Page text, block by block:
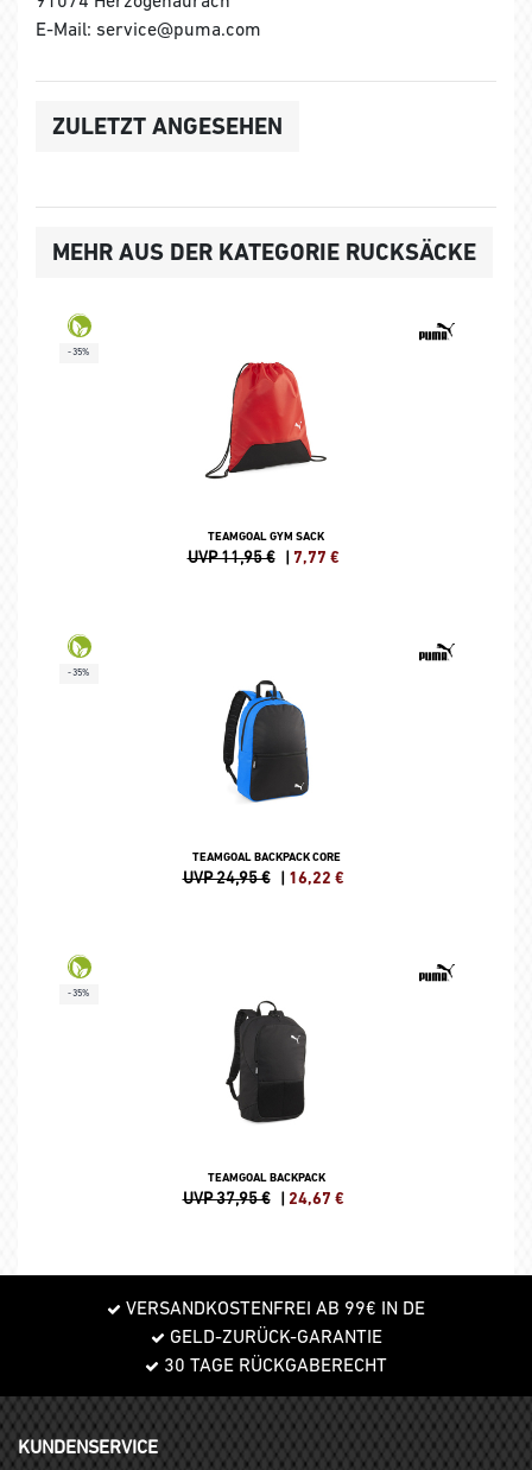
E-Mail: service@puma.com
ZULETZT ANGESEHEN
MEHR AUS DER KATEGORIE RUCKSÄCKE
-35%
TEAMGOAL GYM SACK
UVP 11,95 € | 7,77 €
-35%
TEAMGOAL BACKPACK CORE
UVP 24,95 € | 16,22 €
-35%
TEAMGOAL BACKPACK
UVP 37,95 € | 24,67 €
VERSANDKOSTENFREI AB 99€ IN DE
GELD-ZURÜCK-GARANTIE
30 TAGE RÜCKGABERECHT
KUNDENSERVICE